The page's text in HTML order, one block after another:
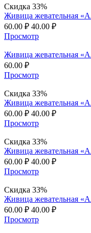
Скидка 33%
Живица жевательная
60.00 ₽ 40.00 ₽
Просмотр
Живица жевательная
60.00 ₽
Просмотр
Скидка 33%
Живица жевательная
60.00 ₽ 40.00 ₽
Просмотр
Скидка 33%
Живица жевательная
60.00 ₽ 40.00 ₽
Просмотр
Скидка 33%
Живица жевательная
60.00 ₽ 40.00 ₽
Просмотр